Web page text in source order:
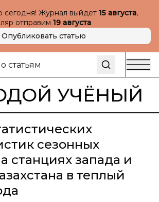
сегодня! Журнал выйдет 15 августа,
отправим 19 августа
Опубликовать статью
УЧЁНЫЙ
сезонных
станциях запада и
в теплый